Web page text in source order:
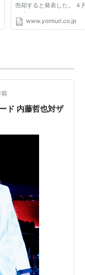
売却すると発表した。 ４
は「ＢＯＤＹＭＡＫＥ
Ｍ（ボディーメーカー
www.yomiuri.co.jp
前
ド 内藤哲也対ザ